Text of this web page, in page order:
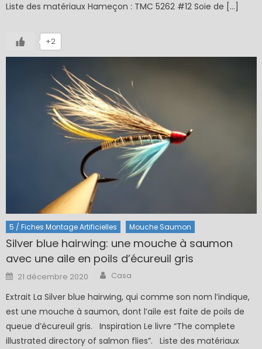
Liste des matériaux Hameçon : TMC 5262 #12 Soie de […]
+2
5 / Fiches Montage Artificielles Mouche Saumon
Silver blue hairwing: une mouche à saumon
avec une aile en poils d’écureuil gris
Posted
on
21 décembre 2020 Author
Casa
Extrait La Silver blue hairwing, qui comme son nom l’indique,
est une mouche à saumon, dont l’aile est faite de poils de
queue d’écureuil gris. Inspiration Le livre “The complete
illustrated directory of salmon flies”. Liste des matériaux